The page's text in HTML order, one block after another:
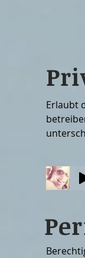
Erlaubt
Motorflug
- Light